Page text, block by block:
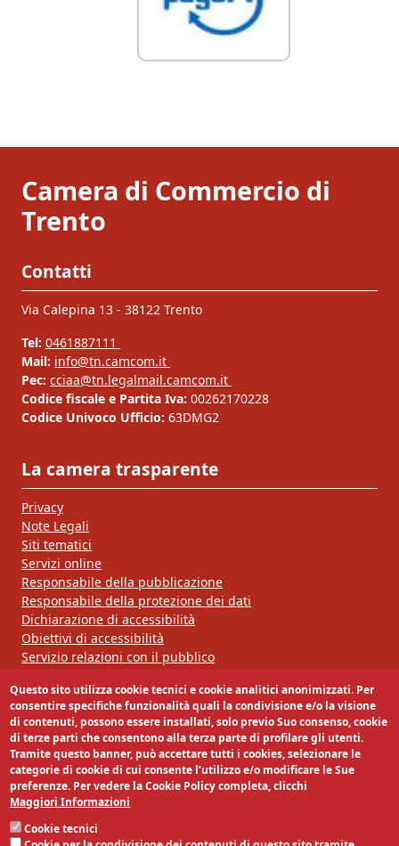
Camera di Commercio di
Trento
Contatti
Via Calepina 13 - 38122 Trento
Tel: 0461887111
Mail: info@tn.camcom.it
Pec: cciaa@tn.legalmail.camcom.it
Codice fiscale e Partita Iva: 00262170228
Codice Univoco Ufficio: 63DMG2
La camera trasparente
Privacy
Note Legali
Siti tematici
Servizi online
Responsabile della pubblicazione
Responsabile della protezione dei dati
Dichiarazione di accessibilità
Obiettivi di accessibilità
Servizio relazioni con il pubblico
Segui la nostra pagina:
Questo sito utilizza cookie tecnici e cookie analitici anonimizzati. Per
consentire specifiche funzionalità quali la condivisione e/o la visione
di contenuti, possono essere installati, solo previo Suo consenso, cookie
di terze parti che consentono alla terza parte di profilare gli utenti.
Tramite questo banner, può accettare tutti i cookies, selezionare le
categorie di cookie di cui consente l’utilizzo e/o modificare le Sue
preferenze. Per vedere la Cookie Policy completa, clicchi
Maggiori Informazioni
Cookie tecnici